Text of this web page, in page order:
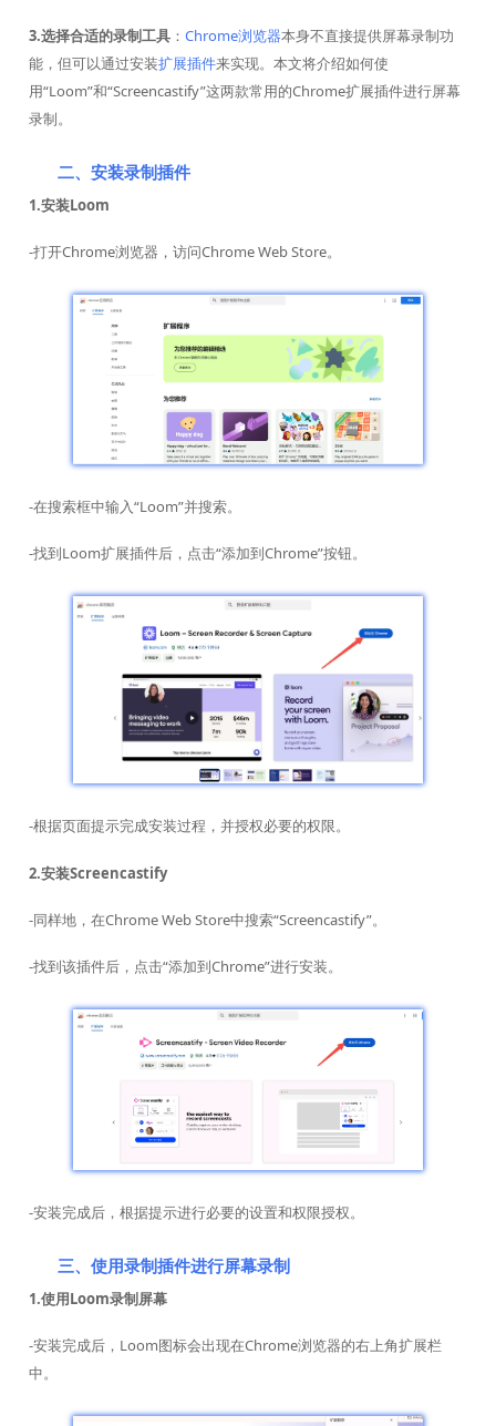
3.选择合适的录制工具： Chrome浏览器本身不直接提供屏幕录制功
能，但可以通过安装扩展插件来实现。本文将介绍如何使
用“Loom”和“Screencastify”这两款常用的Chrome扩展插件进行屏幕
录制。
二、安装录制插件
1.安装Loom
-打开Chrome浏览器，访问Chrome Web Store。
-在搜索框中输入“Loom”并搜索。
-找到Loom扩展插件后，点击“添加到Chrome”按钮。
-根据页面提示完成安装过程，并授权必要的权限。
2.安装Screencastify
-同样地，在Chrome Web Store中搜索“Screencastify”。
-找到该插件后，点击“添加到Chrome”进行安装。
-安装完成后，根据提示进行必要的设置和权限授权。
三、使用录制插件进行屏幕录制
1.使用Loom录制屏幕
-安装完成后，Loom图标会出现在Chrome浏览器的右上角扩展栏
中。